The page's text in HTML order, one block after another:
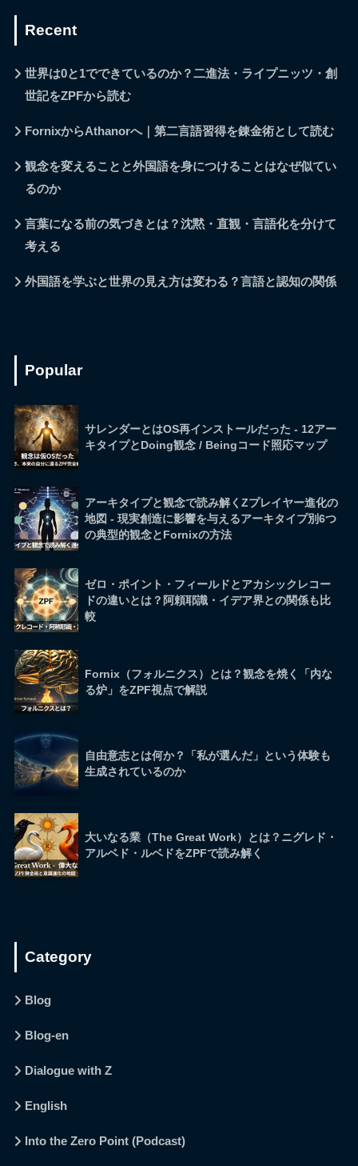
Recent
世界は0と1でできているのか？二進法・ライプニッツ・創
世記をZPFから読む
FornixからAthanorへ｜第二言語習得を錬金術として読む
観念を変えることと外国語を身につけることはなぜ似てい
るのか
言葉になる前の気づきとは？沈黙・直観・言語化を分けて
考える
外国語を学ぶと世界の見え方は変わる？言語と認知の関係
Popular
サレンダーとはOS再インストールだった - 12アー
キタイプとDoing観念 / Beingコード照応マップ
アーキタイプと観念で読み解くZプレイヤー進化の
地図 - 現実創造に影響を与えるアーキタイプ別6つ
の典型的観念とFornixの方法
ゼロ・ポイント・フィールドとアカシックレコー
ドの違いとは？阿頼耶識・イデア界との関係も比
較
Fornix（フォルニクス）とは？観念を焼く「内な
る炉」をZPF視点で解説
自由意志とは何か？「私が選んだ」という体験も
生成されているのか
大いなる業（The Great Work）とは？ニグレド・
アルベド・ルベドをZPFで読み解く
Category
Blog
Blog-en
Dialogue with Z
English
Into the Zero Point (Podcast)